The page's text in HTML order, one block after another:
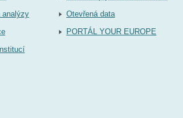
Otevřená data
PORTÁL YOUR EUROPE